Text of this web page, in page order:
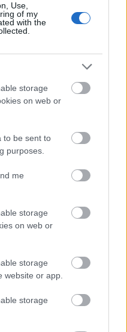
Use,
of my
with the
storage
on web or
to be sent to
purposes.
me
storage
on web or
storage
website or app.
storage
saját szavaival:
folyamatosan
mint filozófia, a
más a fókusztávolság.
természetesen minden
össz-látásnak.
a világot. De a
vagyok. És nagy
életet, mert minden
minden
úgy fekszem le,
másnap lesz-e
új élet, és nagyon
rövid, összességében
élvezem az életet,
Amikor úgy
kevesebb lesz, és
másból. Az a valami